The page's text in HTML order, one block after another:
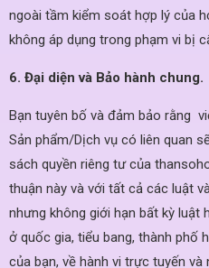
ngoài tầm kiểm soát hợp lý của
không áp dụng trong phạm vi bị
6. Đại diện và Bảo hành chung.
Bạn tuyên bố và đảm bảo rằng
Sản phẩm/Dịch vụ có liên quan
sách quyền riêng tư của
thuận này và với tất cả các luật
nhưng không giới hạn bất kỳ luật
ở quốc gia, tiểu bang, thành phố
của bạn, về hành vi trực tuyến